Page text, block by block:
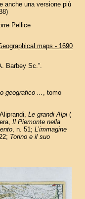
anche una versione più
Pellice
maps - 1690
Barbey Sc.”.
geografico ... , tomo
Le grandi Alpi (
Il Piemonte nella
, n. 51; L’immagine
Torino e il suo